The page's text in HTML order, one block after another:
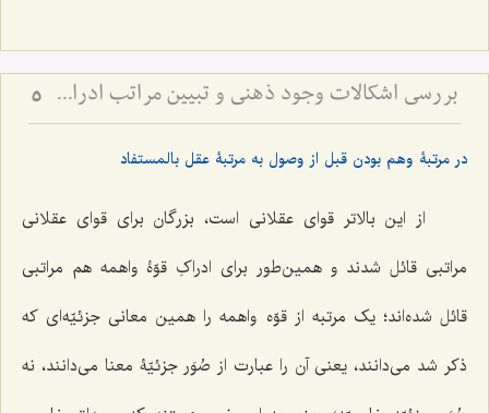
بررسی اشکالات وجود ذهنی و تبیین مراتب ادراکی - تحلیل جایگاه قوا و نسبت میان عالم ذهن و خارج 5
در مرتبۀ وهم بودن قبل از وصول به مرتبۀ عقل بالمستفاد
از این بالاتر قواى عقلانى است، بزرگان براى قواى عقلانى
مراتبى قائل شدند و همین‌طور براى ادراکِ قوّۀ واهمه هم مراتبى
قائل شده‌اند؛ یک مرتبه از قوّه واهمه را همین معانى جزئیّه‌اى که
ذکر شد مى‌دانند، یعنى آن را عبارت از صُوَر جزئیّۀ معنا می‌دانند، نه